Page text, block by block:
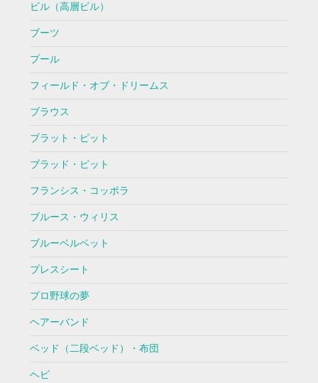
ビル（高層ビル）
ブーツ
プール
フィールド・オブ・ドリームス
ブラウス
ブラット・ピット
ブラッド・ピット
フランシス・コッポラ
ブルース・ウィリス
ブルーベルベット
プレスシート
プロ野球の夢
ヘアーバンド
ベッド（二段ベッド）・布団
ヘビ